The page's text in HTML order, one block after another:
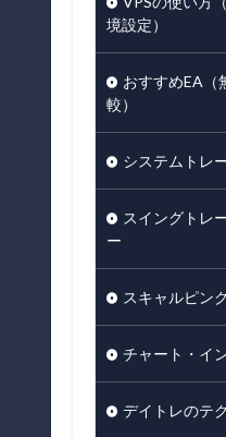
境設定）
おすすめEA（
較）
システムトレ
スイングトレ
ー
スキャルピン
チャート・イ
デイトレのテ